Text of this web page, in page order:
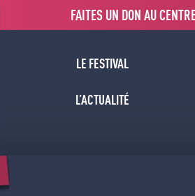
FAITES UN DON AU
LE FESTIVAL
L’ACTUALITÉ